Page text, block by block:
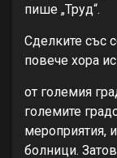
пише „Труд“.
Сделките със
повече хора
от големия
големите
мероприятия,
болници.